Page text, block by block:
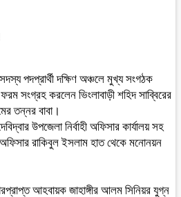
পদপ্রার্থী দক্ষিণ অঞ্চলে মুখ্য সংগঠক
সংগ্রহ করলেন ভিংলাবাড়ী শহিদ সাব্বিরের
তন্নর বাবা।
উপজেলা নির্বাহী অফিসার কার্যালয় সহ
অফিসার রাকিবুল ইসলাম হাত থেকে মনোনয়ন
আহবায়ক জাহাঙ্গীর আলম সিনিয়র যুগ্ন